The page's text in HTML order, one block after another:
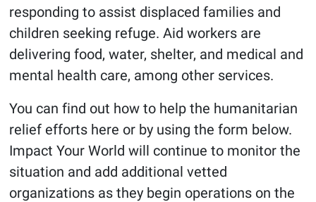
responding to assist displaced families and
children seeking refuge. Aid workers are
delivering food, water, shelter, and medical and
mental health care, among other services.
You can find out how to help the humanitarian
relief efforts here or by using the form below.
Impact Your World will continue to monitor the
situation and add additional vetted
organizations as they begin operations on the